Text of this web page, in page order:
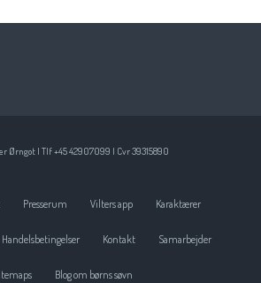
Ørngot | Tlf +45 42907099 | Cvr 39315890
Presserum Vilters app Karaktærer
Handelsbetingelser Kontakt Samarbejder
Blog om børns søvn